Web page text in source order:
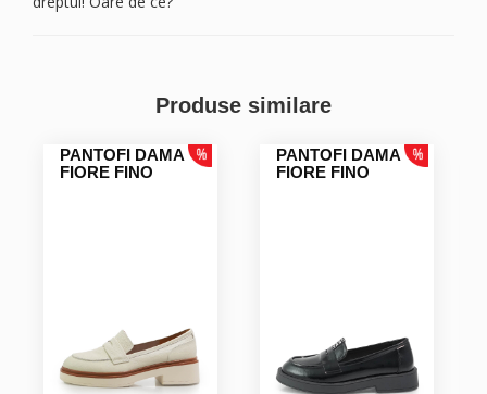
Produse similare
PANTOFI DAMA
FIORE FINO
PANTOFI DAMA
FIORE FINO